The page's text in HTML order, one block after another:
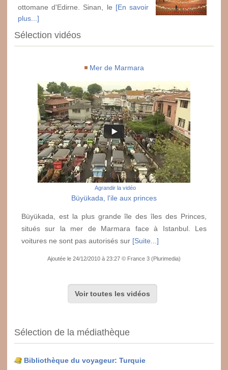
ottomane d'Edirne. Sinan, le [En savoir
plus...]
Sélection vidéos
Mer de Marmara
Agrandir la vidéo
Büyükada, l'ile aux princes
Büyükada, est la plus grande île des îles des Princes,
situés sur la mer de Marmara face à Istanbul. Les
voitures ne sont pas autorisés sur [Suite...]
Ajoutée le 24/12/2010 à 23:27 © France 3 (Plurimedia)
Voir toutes les vidéos
Sélection de la médiathèque
Bibliothèque du voyageur: Turquie